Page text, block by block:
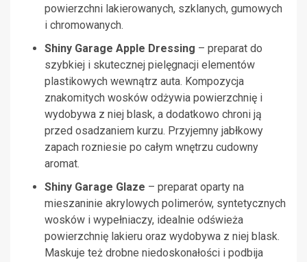
powierzchni lakierowanych, szklanych, gumowych
i chromowanych.
Shiny Garage Apple Dressing – preparat do
szybkiej i skutecznej pielęgnacji elementów
plastikowych wewnątrz auta. Kompozycja
znakomitych wosków odżywia powierzchnię i
wydobywa z niej blask, a dodatkowo chroni ją
przed osadzaniem kurzu. Przyjemny jabłkowy
zapach rozniesie po całym wnętrzu cudowny
aromat.
Shiny Garage Glaze – preparat oparty na
mieszaninie akrylowych polimerów, syntetycznych
wosków i wypełniaczy, idealnie odświeża
powierzchnię lakieru oraz wydobywa z niej blask.
Maskuje też drobne niedoskonałości i podbija